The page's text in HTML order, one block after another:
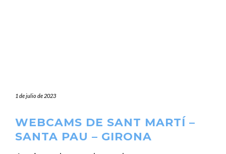
1 de julio de 2023
WEBCAMS DE SANT MARTÍ –
SANTA PAU – GIRONA